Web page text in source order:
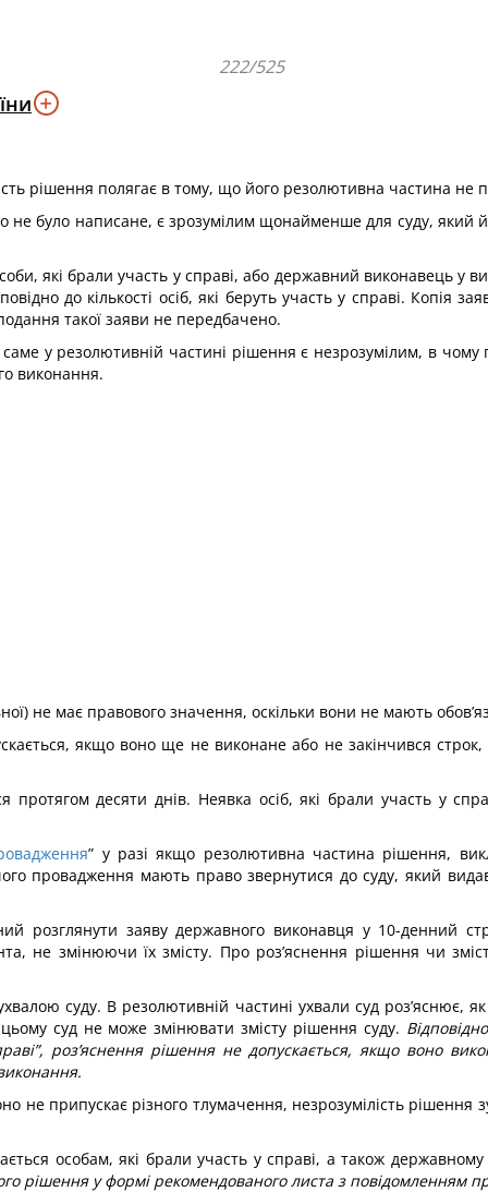
222/525
рішення полягає в тому, що його резолютивна частина не
не було написане, є зрозумілим щонайменше для суду, який
які брали участь у справі, або державний виконавець у
до кількості осіб, які беруть участь у справі. Копія
такої заяви не передбачено.
у резолютивній частині рішення є незрозумілим, в чому
виконання.
не має правового значення, оскільки вони не мають
якщо воно ще не виконане або не закінчився
протягом десяти днів. Неявка осіб, які брали участь у
” у разі якщо резолютивна частина рішення,
провадження мають право звернутися до суду, який
розглянути заяву державного виконавця у 10-денний
не змінюючи їх змісту. Про роз’яснення рішення чи
суду. В резолютивній частині ухвали суд роз’яснює,
суд не може змінювати змісту рішення суду.
роз’яснення рішення не допускається, якщо воно
не припускає різного тлумачення, незрозумілість
особам, які брали участь у справі, а також
рішення у формі рекомендованого листа з повідомленням